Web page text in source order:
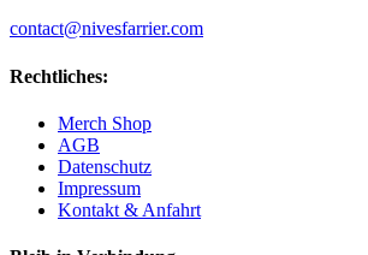
contact@nivesfarrier.com
Rechtliches:
Merch Shop
AGB
Datenschutz
Impressum
Kontakt & Anfahrt